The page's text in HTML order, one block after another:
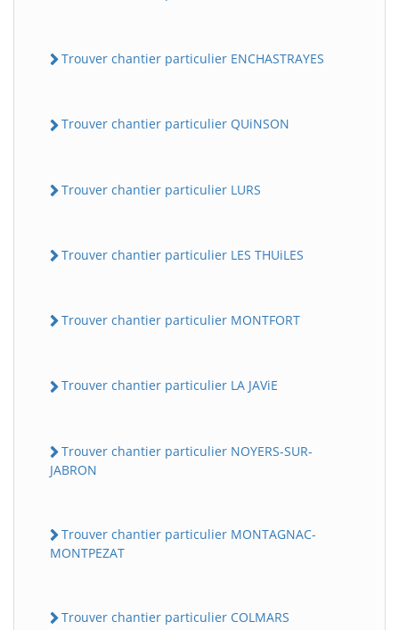
Trouver chantier particulier ENCHASTRAYES
Trouver chantier particulier QUiNSON
Trouver chantier particulier LURS
Trouver chantier particulier LES THUiLES
Trouver chantier particulier MONTFORT
Trouver chantier particulier LA JAViE
Trouver chantier particulier NOYERS-SUR-
JABRON
Trouver chantier particulier MONTAGNAC-
MONTPEZAT
Trouver chantier particulier COLMARS